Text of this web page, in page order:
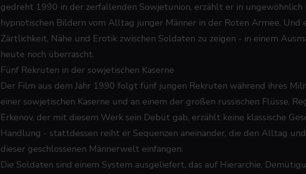
gedreht 1990 in der zerfallenden Sowjetunion, erzählt er in ungewöhnlich
hypnotischen Bildern vom Alltag junger Männer in der Roten Armee. Und
Zärtlichkeit, Nähe und Erotik zwischen Soldaten zu zeigen - in einem
heute noch überrascht.
Fünf Rekruten in der sowjetischen Kaserne
Der Film aus dem Jahr 1990 folgt fünf jungen Rekruten während ihres
einer sowjetischen Kaserne und an einem der großen russischen Flüsse.
Erkenov, der mit diesem Werk sein Debüt gab, erzählt keine klassische
Handlung - stattdessen reiht er Sequenzen aneinander, die den Alltag
dieser geschlossenen Männerwelt einfangen.
Die Soldaten sind einem System ausgeliefert, das auf Hierarchie,